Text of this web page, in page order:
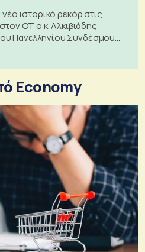
ιστορικό ρεκόρ στις
ΟΤ ο κ. Αλκιβιάδης
Πανελληνίου Συνδέσμου
Economy